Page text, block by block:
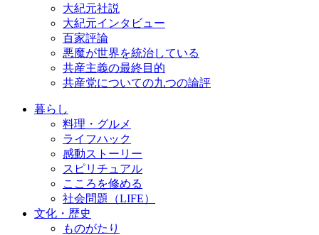
大紀元社説
大紀元インタビュー
百家評論
悪魔が世界を統治している
共産主義の最終目的
共産党についての九つの論評
暮らし
料理・グルメ
ライフハック
感動ストーリー
スピリチュアル
こころを修める
社会問題（LIFE）
文化・歴史
ものがたり